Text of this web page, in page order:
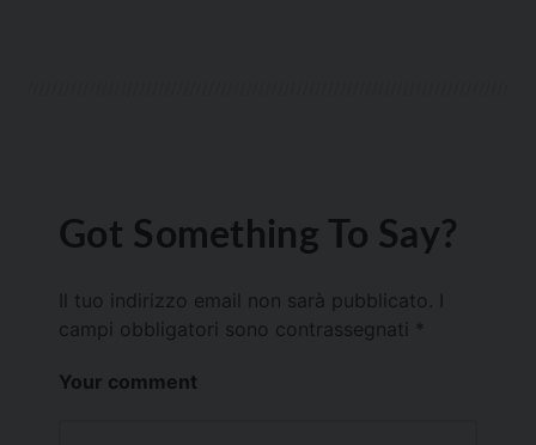
Got Something To Say?
Il tuo indirizzo email non sarà pubblicato.
campi obbligatori sono contrassegnati *
Your comment